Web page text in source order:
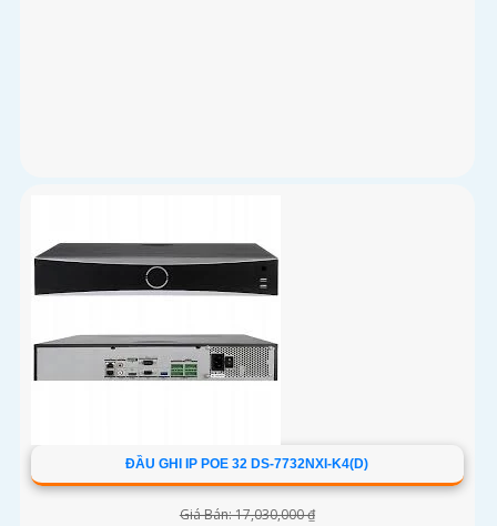
ĐẦU GHI IP POE 32 DS-7732NXI-K4(D)
Giá Bán: 17,030,000 ₫